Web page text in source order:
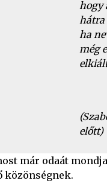
hogy
hátra
ha
még
előtt)
már odaát
közönségnek.